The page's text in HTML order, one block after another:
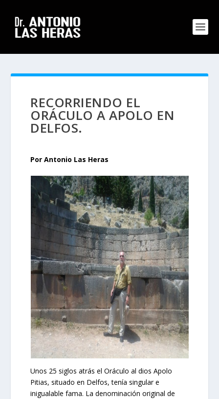
RECORRIENDO EL
ORÁCULO A APOLO EN
DELFOS.
Por Antonio Las Heras
Unos 25 siglos atrás el Oráculo al dios Apolo
Pitias, situado en Delfos, tenía singular e
inigualable fama. La denominación original de